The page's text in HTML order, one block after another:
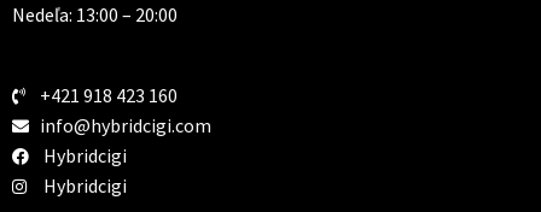
Nedeľa: 13:00 – 20:00
+421 918 423 160
info@hybridcigi.com
Hybridcigi
Hybridcigi